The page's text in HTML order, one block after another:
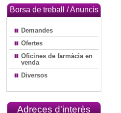
Borsa de treball / Anuncis
Demandes
Ofertes
Oficines de farmàcia en
venda
Diversos
Adreces d'interès